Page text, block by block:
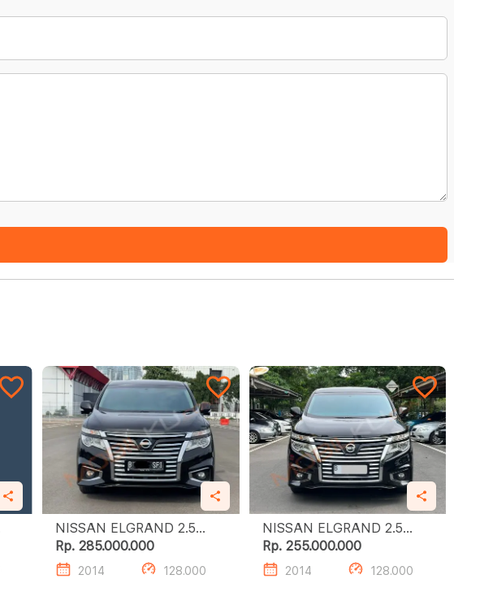
NISSAN ELGRAND 2.5
HIGHWAY STAR
Rp. 285.000.000
2014 128.000
NISSAN ELGRAND 2.5
HIGHWAY STAR
Rp. 255.000.000
2014 128.000